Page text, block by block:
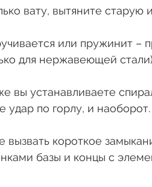
вату, вытяните старую
или пружинит
для нержавеющей стали)
Чем ниже вы
по горлу, и наоборот.
Чтобы не вызвать короткое
базы и концы с